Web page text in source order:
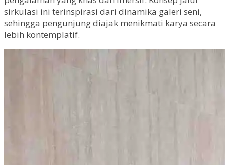
sirkulasi ini terinspirasi dari dinamika galeri seni,
sehingga pengunjung diajak menikmati karya secara
lebih kontemplatif.